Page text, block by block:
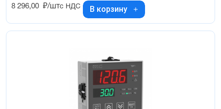
8 296,00 ₽/штс НДС В корзину